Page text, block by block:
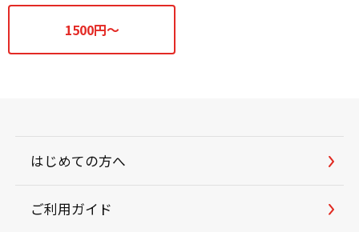
1500円～
はじめての方へ
ご利用ガイド